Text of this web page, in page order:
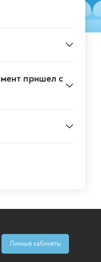
пришел с
Личные кабинеты